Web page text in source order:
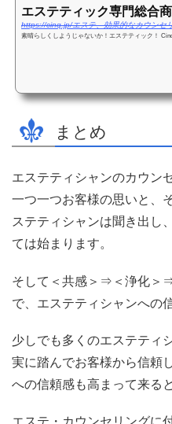
エステティック専門総合
https://cinq.jp/エステ、効果的なカウンセ
素晴らしくしようじゃないか！エステティック！
まとめ
エステティシャンのカウン
一つ一つお客様の思いと、
ステティシャンは聞き出し
ては始まります。
そして＜共感＞⇒＜浄化＞
で、エステティシャンへの
少しでも多くのエステティ
実に踏んでお客様から信頼
への信頼感も高まって来る
エステ・カウンセリングに